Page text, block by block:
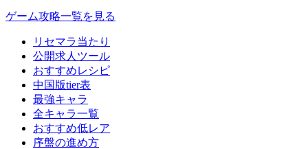
ゲーム攻略一覧を見る
リセマラ当たり
公開求人ツール
おすすめレシピ
中国版tier表
最強キャラ
全キャラ一覧
おすすめ低レア
序盤の進め方